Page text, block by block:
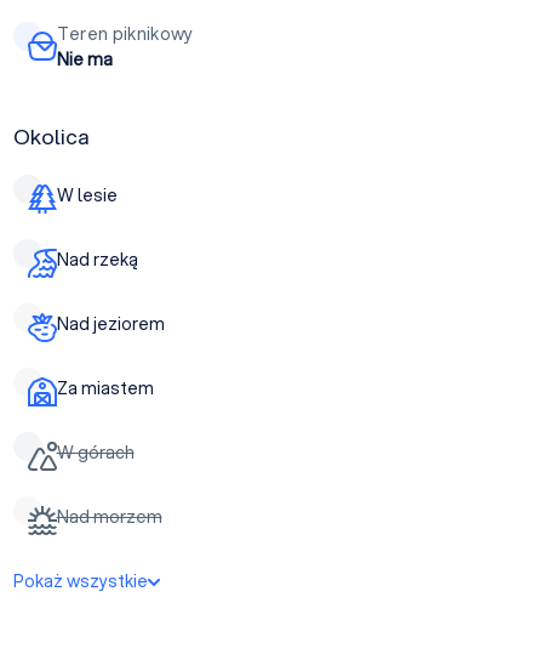
Teren piknikowy
Nie ma
Okolica
W lesie
Nad rzeką
Nad jeziorem
Za miastem
W górach
Nad morzem
Pokaż wszystkie